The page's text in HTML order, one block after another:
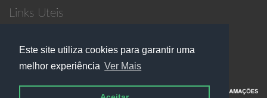
Este site utiliza cookies para garantir uma
melhor experiência Ver Mais
Links Uteis
Política de Privacidade
Contactos